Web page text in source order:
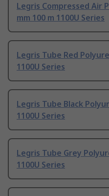
Legris Compressed Air
mm 100 m 1100U Series
Legris Tube Red
1100U Series
Legris Tube Black
1100U Series
Legris Tube Grey
1100U Series